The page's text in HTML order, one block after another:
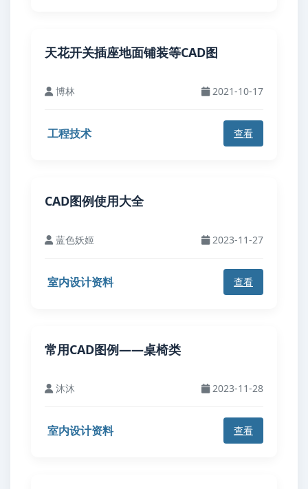
天花开关插座地面铺装等CAD图
博林 2021-10-17
工程技术 查看
CAD图例使用大全
蓝色妖姬 2023-11-27
室内设计资料 查看
常用CAD图例——桌椅类
沐沐 2023-11-28
室内设计资料 查看